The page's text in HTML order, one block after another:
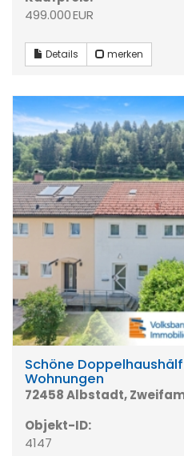
499.000 EUR
Details merken
Schöne
Wohnungen
72458 Albstadt,
Objekt-ID:
4147